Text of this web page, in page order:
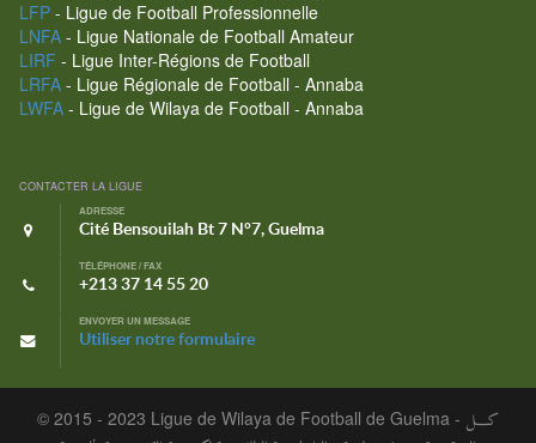
LFP- Ligue de Football Professionnelle
LNFA- Ligue Nationale de Football Amateur
LIRF - Ligue Inter-Régions de Football
LRFA- Ligue Régionale de Football - Annaba
LWFA- Ligue de Wilaya de Football - Annaba
CONTACTER LA LIGUE
ADRESSE
Cité Bensouilah Bt 7 N°7, Guelma
TÉLÉPHONE / FAX
+213 37 14 55 20
ENVOYER UN MESSAGE
Utiliser notre formulaire
© 2015 - 2023 Ligue de Wilaya de Football de Guelma - كـــل